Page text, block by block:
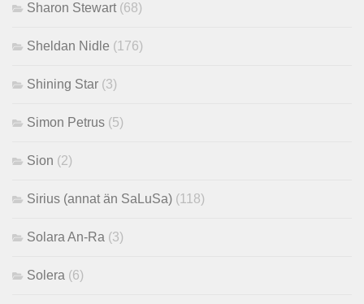
Sharon Stewart (68)
Sheldan Nidle (176)
Shining Star (3)
Simon Petrus (5)
Sion (2)
Sirius (annat än SaLuSa) (118)
Solara An-Ra (3)
Solera (6)